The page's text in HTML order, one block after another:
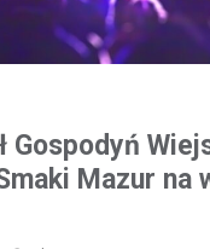
Gospodyń
Mazur na